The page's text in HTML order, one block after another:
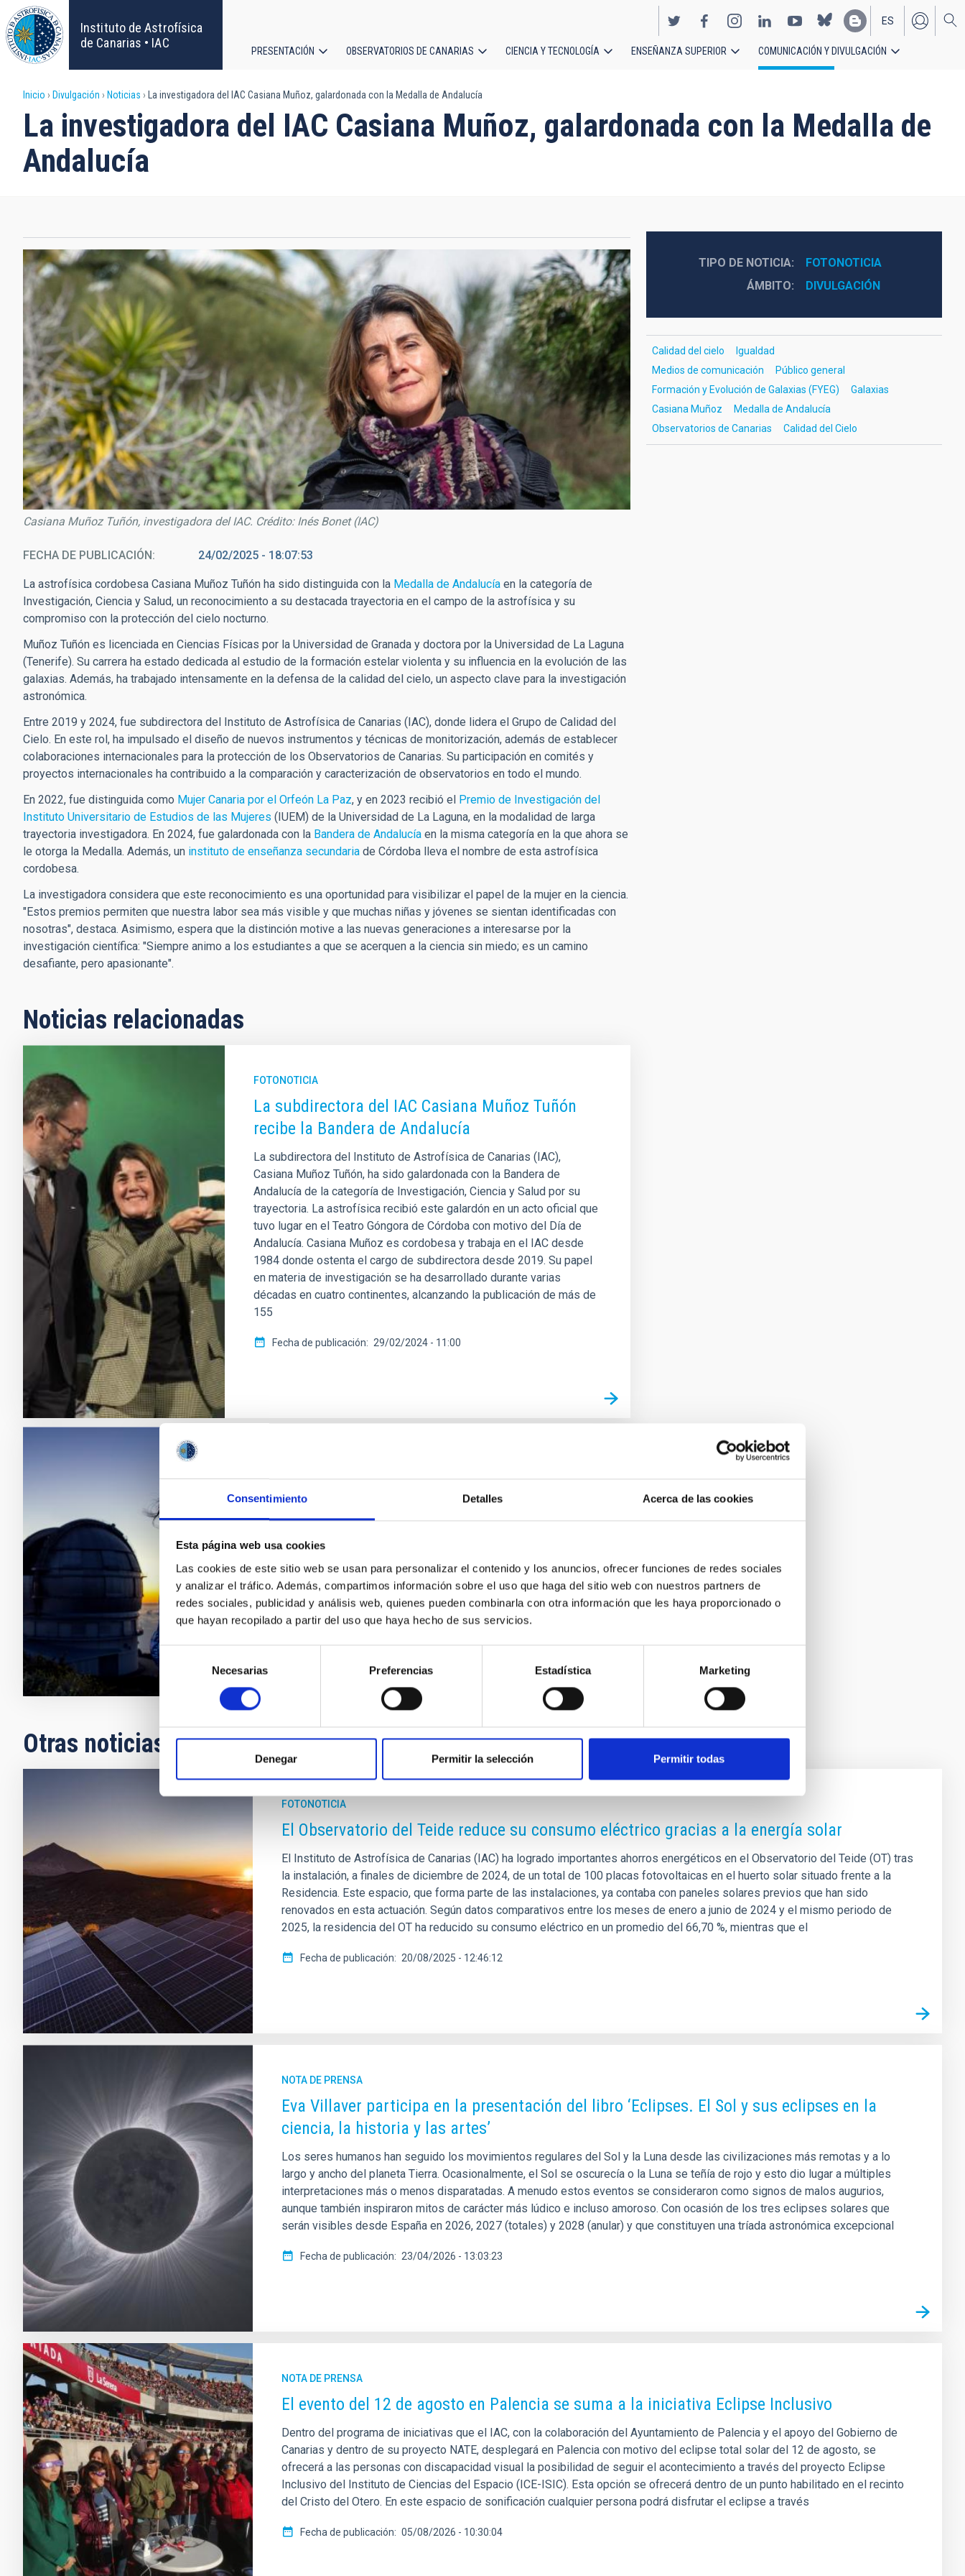
Consentimiento Detalles Acerca de las cookies
Esta página web usa cookies
Las cookies de este sitio web se usan para personalizar el contenido y los anuncios, ofrecer funciones de redes sociales
y analizar el tráfico. Además, compartimos información sobre el uso que haga del sitio web con nuestros partners de
redes sociales, publicidad y análisis web, quienes pueden combinarla con otra información que les haya proporcionado o
que hayan recopilado a partir del uso que haya hecho de sus servicios.
Selección
consentimiento
Necesarias Preferencias Estadística Marketing
Denegar Permitir la selección Permitir todas
Pasar
al
contenido
principal
Instituto de Astrofísica
de Canarias • IAC
EN
ES
principal
PRESENTACIÓN OBSERVATORIOS DE CANARIAS CIENCIA Y TECNOLOGÍA ENSEÑANZA SUPERIOR COMUNICACIÓN Y DIVULGACIÓN
Sobrescribir
enlaces
de
a
la
navegación
Inicio Divulgación Noticias La investigadora del IAC Casiana Muñoz, galardonada con la Medalla de Andalucía
La investigadora del IAC Casiana Muñoz, galardonada con la Medalla de
Andalucía
Casiana Muñoz Tuñón, investigadora del IAC. Crédito: Inés Bonet (IAC)
FECHA DE PUBLICACIÓN 24/02/2025 - 18:07:53
La astrofísica cordobesa Casiana Muñoz Tuñón ha sido distinguida con la Medalla de Andalucía en la categoría de
Investigación, Ciencia y Salud, un reconocimiento a su destacada trayectoria en el campo de la astrofísica y su
compromiso con la protección del cielo nocturno.
Muñoz Tuñón es licenciada en Ciencias Físicas por la Universidad de Granada y doctora por la Universidad de La Laguna
(Tenerife). Su carrera ha estado dedicada al estudio de la formación estelar violenta y su influencia en la evolución de las
galaxias. Además, ha trabajado intensamente en la defensa de la calidad del cielo, un aspecto clave para la investigación
astronómica.
Entre 2019 y 2024, fue subdirectora del Instituto de Astrofísica de Canarias (IAC), donde lidera el Grupo de Calidad del
Cielo. En este rol, ha impulsado el diseño de nuevos instrumentos y técnicas de monitorización, además de establecer
colaboraciones internacionales para la protección de los Observatorios de Canarias. Su participación en comités y
proyectos internacionales ha contribuido a la comparación y caracterización de observatorios en todo el mundo.
En 2022, fue distinguida como Mujer Canaria por el Orfeón La Paz, y en 2023 recibió el
Premio de Investigación del
Instituto Universitario de Estudios de las Mujeres (IUEM) de la Universidad de La Laguna, en la modalidad de larga
trayectoria investigadora. En 2024, fue galardonada con la Bandera de Andalucía en la misma categoría en la que ahora se
le otorga la Medalla. Además, un instituto de enseñanza secundaria de Córdoba lleva el nombre de esta astrofísica
cordobesa.
La investigadora considera que este reconocimiento es una oportunidad para visibilizar el papel de la mujer en la ciencia.
"Estos premios permiten que nuestra labor sea más visible y que muchas niñas y jóvenes se sientan identificadas con
nosotras", destaca. Asimismo, espera que la distinción motive a las nuevas generaciones a interesarse por la
investigación científica: "Siempre animo a los estudiantes a que se acerquen a la ciencia sin miedo; es un camino
desafiante, pero apasionante".
Noticias relacionadas
FOTONOTICIA
La subdirectora del IAC Casiana Muñoz Tuñón
recibe la Bandera de Andalucía
La subdirectora del Instituto de Astrofísica de Canarias (IAC),
Casiana Muñoz Tuñón, ha sido galardonada con la Bandera de
Andalucía de la categoría de Investigación, Ciencia y Salud por su
trayectoria. La astrofísica recibió este galardón en un acto oficial que
tuvo lugar en el Teatro Góngora de Córdoba con motivo del Día de
Andalucía. Casiana Muñoz es cordobesa y trabaja en el IAC desde
1984 donde ostenta el cargo de subdirectora desde 2019. Su papel
en materia de investigación se ha desarrollado durante varias
décadas en cuatro continentes, alcanzando la publicación de más de
155
Fecha de publicación 29/02/2024 - 11:00
Esta astrofísica, experta en galaxias e investigadora principal de la
Calidad del Cielo de los Observatorios de Canarias. Sucede al
astrofísico Carlos Martínez Roger, jubilado recientemente.
Fecha de publicación 22/01/2019
TIPO DE NOTICIA
FOTONOTICIA
ÁMBITO
DIVULGACIÓN
Calidad del cielo
Igualdad
Medios de comunicación
Público general
Formación y Evolución de Galaxias (FYEG)
Galaxias
Casiana Muñoz
Medalla de Andalucía
Observatorios de Canarias
Calidad del Cielo
Otras noticias relacionadas
FOTONOTICIA
El Observatorio del Teide reduce su consumo eléctrico gracias a la energía solar
El Instituto de Astrofísica de Canarias (IAC) ha logrado importantes ahorros energéticos en el Observatorio del Teide (OT) tras
la instalación, a finales de diciembre de 2024, de un total de 100 placas fotovoltaicas en el huerto solar situado frente a la
Residencia. Este espacio, que forma parte de las instalaciones, ya contaba con paneles solares previos que han sido
renovados en esta actuación. Según datos comparativos entre los meses de enero a junio de 2024 y el mismo periodo de
2025, la residencia del OT ha reducido su consumo eléctrico en un promedio del 66,70 %, mientras que el
Fecha de publicación 20/08/2025 - 12:46:12
NOTA DE PRENSA
Eva Villaver participa en la presentación del libro ‘Eclipses. El Sol y sus eclipses en la
ciencia, la historia y las artes’
Los seres humanos han seguido los movimientos regulares del Sol y la Luna desde las civilizaciones más remotas y a lo
largo y ancho del planeta Tierra. Ocasionalmente, el Sol se oscurecía o la Luna se teñía de rojo y esto dio lugar a múltiples
interpretaciones más o menos disparatadas. A menudo estos eventos se consideraron como signos de malos augurios,
aunque también inspiraron mitos de carácter más lúdico e incluso amoroso. Con ocasión de los tres eclipses solares que
serán visibles desde España en 2026, 2027 (totales) y 2028 (anular) y que constituyen una tríada astronómica excepcional
Fecha de publicación 23/04/2026 - 13:03:23
NOTA DE PRENSA
El evento del 12 de agosto en Palencia se suma a la iniciativa Eclipse Inclusivo
Dentro del programa de iniciativas que el IAC, con la colaboración del Ayuntamiento de Palencia y el apoyo del Gobierno de
Canarias y dentro de su proyecto NATE, desplegará en Palencia con motivo del eclipse total solar del 12 de agosto, se
ofrecerá a las personas con discapacidad visual la posibilidad de seguir el acontecimiento a través del proyecto Eclipse
Inclusivo del Instituto de Ciencias del Espacio (ICE-ISIC). Esta opción se ofrecerá dentro de un punto habilitado en el recinto
del Cristo del Otero. En este espacio de sonificación cualquier persona podrá disfrutar el eclipse a través
Fecha de publicación 05/08/2026 - 10:30:04